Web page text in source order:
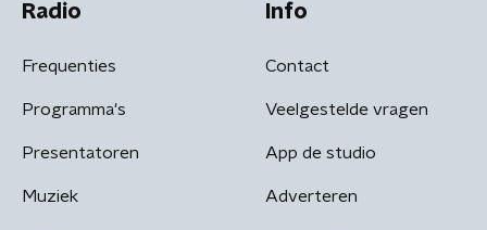
Radio
Frequenties
Programma's
Presentatoren
Muziek
Info
Contact
Veelgestelde vragen
App de studio
Adverteren